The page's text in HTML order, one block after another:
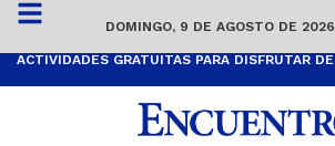
DOMINGO, 9 DE AGOSTO DE 2026